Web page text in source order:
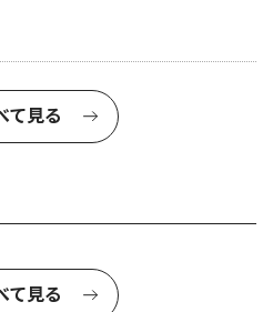
て見る
て見る